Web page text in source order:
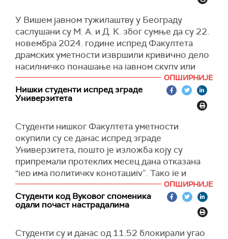
У Вишем јавном тужилаштву у Београду
саслушани су М. А. и Д. К. због сумње да су 22.
новембра 2024. године испред Факултета
драмских уметности извршили кривично дело
насилничко понашање на јавном скупу или
спортској приредби.
Осумњичени су на саслушању негирали
извршење кривичног дела и изнели су своју
За сутра је заказано саслушање још троје
осумњичених у овом предмету, док ће
оштећени бити позвани да дају исказ у
тужилаштву 30. и 31. јануара 2025. године.
Поред наведеног, саопштено је да
тужилаштво предузима друге радње из своје
надлежности у циљу провере навода
године Трећем основном јавном тужилаштву у
ОПШИРНИЈЕ
Нишки студенти испред зграде
Универзитета
Студенти нишког Факултета уметности
окупили су се данас испред зграде
Универзитета, пошто је изложба коју су
припремали протеклих месец дана отказана
"јер има политичку конотацију”. Тако је и
најављено на инстаграм налогу Неформалне
групе студената.
Изложба "Тунел страха - како је живети у
факултетској сали дислоцираној од факултета,
ОПШИРНИЈЕ
Студенти код Вуковог споменика
одали почаст настрадалима
Студенти су и данас од 11.52 блокирали угао